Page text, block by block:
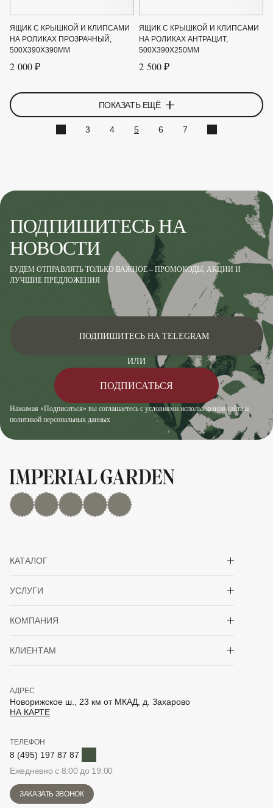
ЯЩИК С КРЫШКОЙ И КЛИПСАМИ
НА РОЛИКАХ ПРОЗРАЧНЫЙ,
500Х390Х390ММ
2 000 ₽
ЯЩИК С КРЫШКОЙ И КЛИПСАМИ
НА РОЛИКАХ АНТРАЦИТ,
500Х390Х250ММ
2 500 ₽
ПОКАЗАТЬ ЕЩЁ
3 4 5 6 7
ПОДПИШИТЕСЬ НА
НОВОСТИ
БУДЕМ ОТПРАВЛЯТЬ ТОЛЬКО ВАЖНОЕ – ПРОМОКОДЫ, АКЦИИ И
ЛУЧШИЕ ПРЕДЛОЖЕНИЯ
Нажимая «Подписаться» вы соглашаетесь с условиями использования сайта и
политикой персональных данных
ПОДПИШИТЕСЬ НА TELEGRAM
ИЛИ
ПОДПИСАТЬСЯ
MAX Дзен YouTuberutubeTelegram
КАТАЛОГ
УСЛУГИ
КОМПАНИЯ
КЛИЕНТАМ
АДРЕС
Новорижское ш., 23 км от МКАД, д. Захарово
НА КАРТЕ
ТЕЛЕФОН
8 (495) 197 87 87
Ежедневно с 8:00 до 19:00
ЗАКАЗАТЬ ЗВОНОК